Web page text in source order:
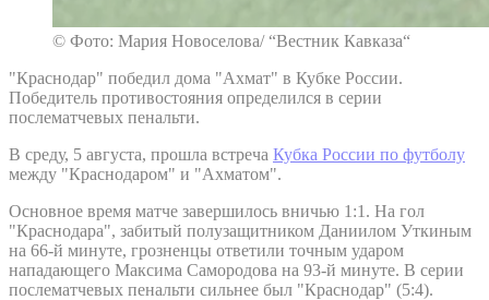
© Фото: Мария Новоселова/ “Вестник Кавказа“
"Краснодар" победил дома "Ахмат" в Кубке России.
Победитель противостояния определился в серии
послематчевых пенальти.
В среду, 5 августа, прошла встреча Кубка России по футболу
между "Краснодаром" и "Ахматом".
Основное время матче завершилось вничью 1:1. На гол
"Краснодара", забитый полузащитником Даниилом Уткиным
на 66-й минуте, грозненцы ответили точным ударом
нападающего Максима Самородова на 93-й минуте. В серии
послематчевых пенальти сильнее был "Краснодар" (5:4).